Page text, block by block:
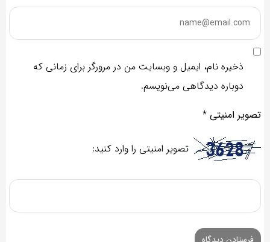
ذخیره نام، ایمیل و وبسایت من در مرورگر برای زمانی که
دوباره دیدگاهی می‌نویسم.
تصویر امنیتی *
تصویر امنیتی را وارد کنید: